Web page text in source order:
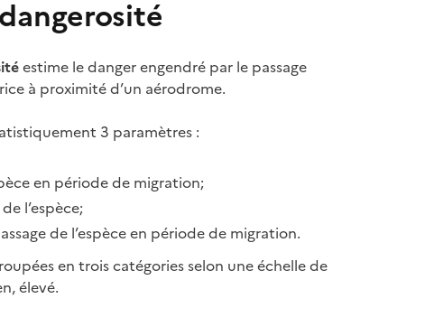
estime le danger engendré par le passage
à proximité d’un aérodrome.
3 paramètres :
en période de migration;
l’espèce;
de l’espèce en période de migration.
en trois catégories selon une échelle de
élevé.